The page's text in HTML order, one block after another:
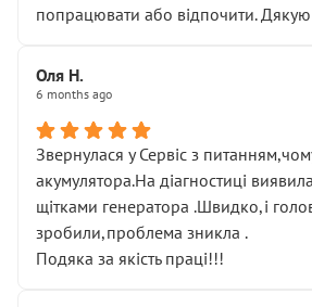
попрацювати або відпочити. Дякую
Оля Н.
6 months ago
Звернулася у Сервіс з
акумулятора.На діагностиці
щітками генератора .Швидко,і
зробили,проблема зникла .
Подяка за якість праці!!!